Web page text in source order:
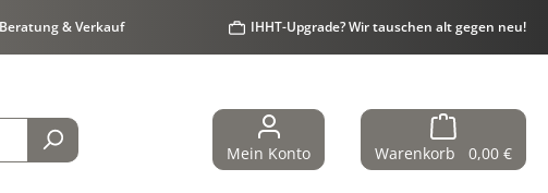
& Verkauf IHHT-Upgrade? Wir tauschen alt gegen neu!
Mein Konto Warenkorb 0,00 €